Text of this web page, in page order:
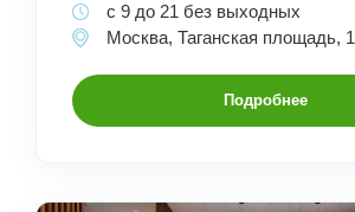
с 9 до 21 без выходных
Москва, Таганская площадь, 1
Подробнее